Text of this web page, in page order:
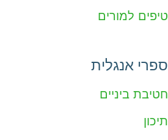
טיפים למורים
ספרי אנגלית
חטיבת ביניים
תיכון